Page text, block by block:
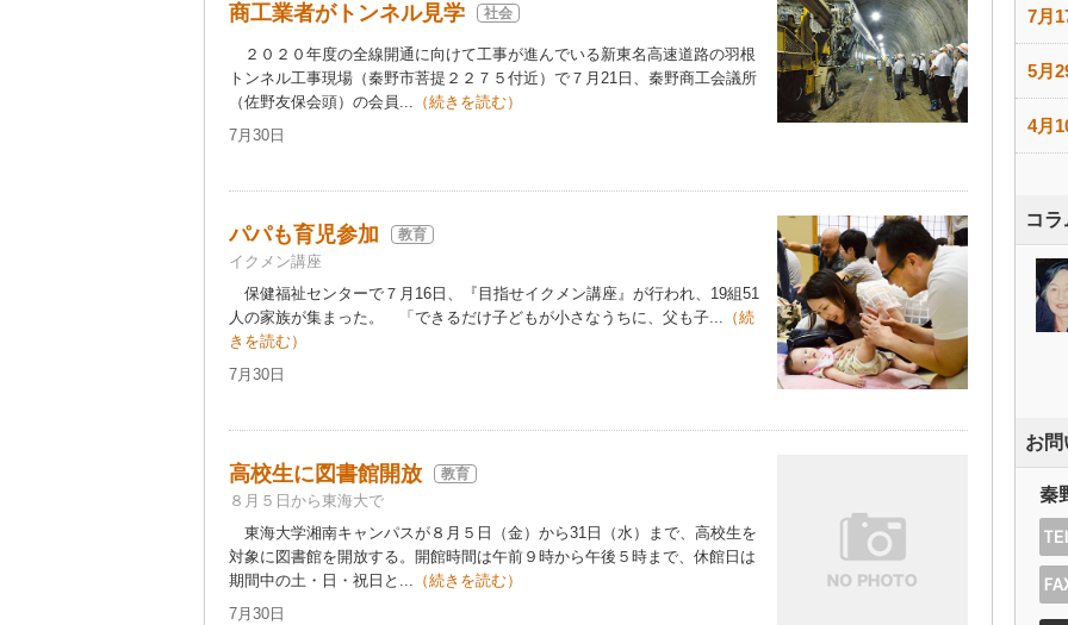
商工業者がトンネル見学 社会
２０２０年度の全線開通に向けて工事が進んでいる新東名高速道路の羽根
トンネル工事現場（秦野市菩提２２７５付近）で７月21日、秦野商工会議所
（佐野友保会頭）の会員... （続きを読む）
7月30日
パパも育児参加 教育
イクメン講座
保健福祉センターで７月16日、『目指せイクメン講座』が行われ、19組51
人の家族が集まった。 「できるだけ子どもが小さなうちに、父も子... （続
きを読む）
7月30日
高校生に図書館開放 教育
８月５日から東海大で
東海大学湘南キャンパスが８月５日（金）から31日（水）まで、高校生を
対象に図書館を開放する。開館時間は午前９時から午後５時まで、休館日は
期間中の土・日・祝日と... （続きを読む）
7月30日
7月
5月
4月
コラ
お問
秦